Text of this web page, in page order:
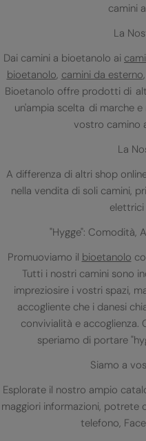
camini
La
Dai camini a bioetanolo ai
bioetanolo, camini da esterno,
Bioetanolo offre prodotti di
un'ampia scelta di marche
vostro camino
La
A differenza di altri shop
nella vendita di soli camini,
elettrici
"Hygge": Comodità,
Promuoviamo il bioetanolo
Tutti i nostri camini sono
impreziosire i vostri spazi,
accogliente che i danesi
convivialità e accoglienza.
speriamo di portare
Siamo a
Esplorate il nostro ampio
maggiori informazioni,
telefono,